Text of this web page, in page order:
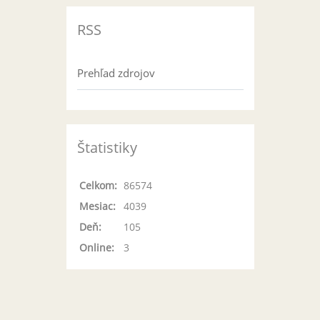
RSS
Prehľad zdrojov
Štatistiky
Online: 3
Celkom: 86574
Mesiac:
4039
Deň:
105